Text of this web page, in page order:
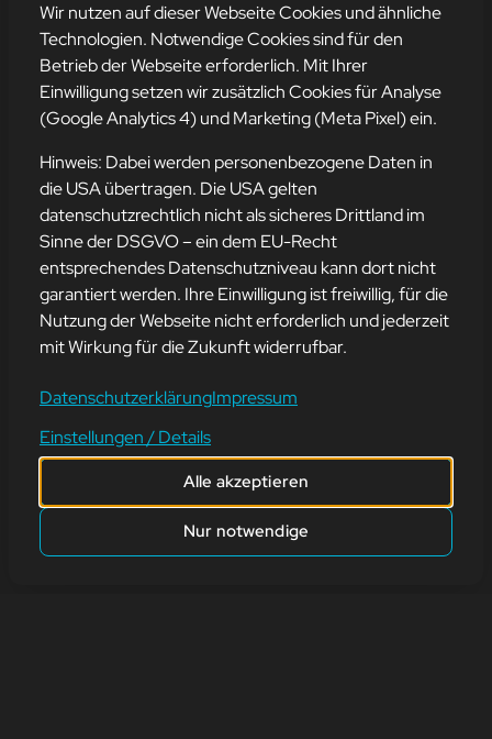
SONG OF THE WEEK 26
“Devil Doesn’t Bargain” von “Alec Benjamin” ist so ein schönes
Lied.
zurück
Wir nutzen auf dieser Webseite Cookies und ähnliche
Technologien. Notwendige Cookies sind für den
Betrieb der Webseite erforderlich. Mit Ihrer
Einwilligung setzen wir zusätzlich Cookies für Analyse
(Google Analytics 4) und Marketing (Meta Pixel) ein.
Hinweis: Dabei werden personenbezogene Daten in
die USA übertragen. Die USA gelten
datenschutzrechtlich nicht als sicheres Drittland im
Sinne der DSGVO – ein dem EU-Recht
entsprechendes Datenschutzniveau kann dort nicht
garantiert werden. Ihre Einwilligung ist freiwillig, für die
Nutzung der Webseite nicht erforderlich und jederzeit
mit Wirkung für die Zukunft widerrufbar.
DatenschutzerklärungImpressum
Einstellungen / Details
Nur notwendige
Alle akzeptieren